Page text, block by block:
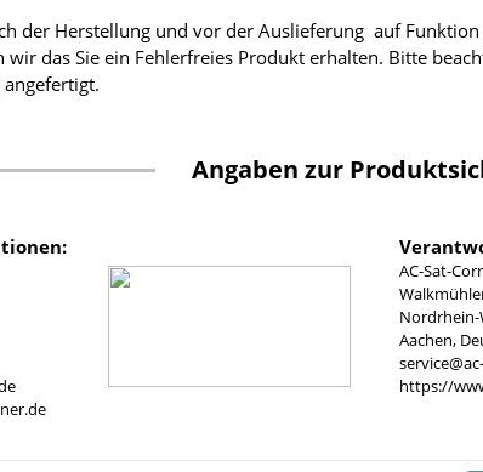
der Herstellung und vor der Auslieferung auf
wir das Sie ein Fehlerfreies Produkt erhalten. Bitte
Angaben zur
AC-Sat-
Nordrhein-
Aachen,
https://